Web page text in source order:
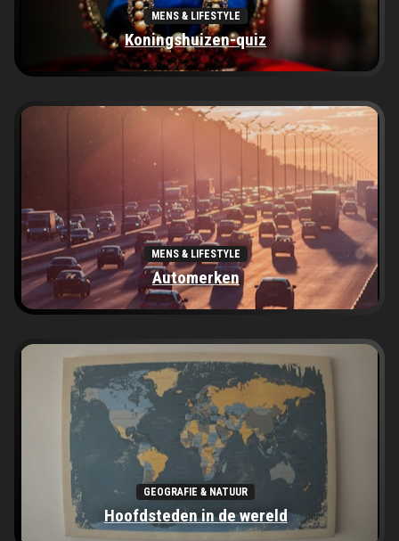
MENS & LIFESTYLE
Koningshuizen-quiz
MENS & LIFESTYLE
Automerken
GEOGRAFIE & NATUUR
Hoofdsteden in de wereld